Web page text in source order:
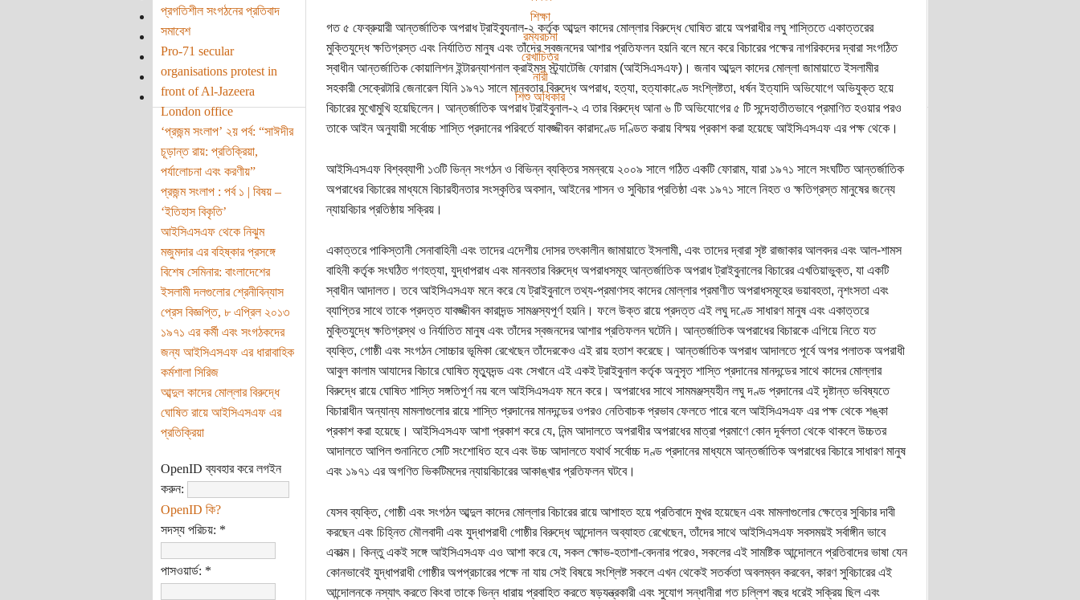
শিক্ষা
রম্যরচনা
রেখাচিত্র
নারী
শিশু অধিকার
প্রগতিশীল সংগঠনের প্রতিবাদ
সমাবেশ
Pro-71 secular
organisations protest in
front of Al-Jazeera
London office
‘প্রজন্ম সংলাপ’ ২য় পর্ব: “সাঈদীর
চূড়ান্ত রায়: প্রতিক্রিয়া,
পর্যালোচনা এবং করণীয়”
প্রজন্ম সংলাপ : পর্ব ১ ‌| বিষয় –
‘ইতিহাস বিকৃতি’
আইসিএসএফ থেকে নিঝুম
মজুমদার এর বহিষ্কার প্রসঙ্গে
বিশেষ সেমিনার: বাংলাদেশের
ইসলামী দলগুলোর শ্রেনীবিন্যাস
প্রেস বিজ্ঞপ্তি, ৮ এপ্রিল ২০১৩
১৯৭১ এর কর্মী এবং সংগঠকদের
জন্য আইসিএসএফ এর ধারাবাহিক
কর্মশালা সিরিজ
আব্দুল কাদের মোল্লার বিরুদ্ধে
ঘোষিত রায়ে আইসিএসএফ এর
প্রতিক্রিয়া
OpenID ব্যবহার করে লগইন
করুন:
OpenID কি?
সদস্য পরিচয়: *
পাসওয়ার্ড: *
গত ৫ ফেব্রুয়ারী আন্তর্জাতিক অপরাধ ট্রাইব্যুনাল-২ কর্তৃক আব্দুল কাদের মোল্লার বিরুদ্ধে ঘোষিত রায়ে অপরাধীর লঘু শাস্তিতে একাত্তরের
মুক্তিযুদ্ধে ক্ষতিগ্রস্ত এবং নির্যাতিত মানুষ এবং তাঁদের স্বজনদের আশার প্রতিফলন হয়নি বলে মনে করে বিচারের পক্ষের নাগরিকদের দ্বারা সংগঠিত
স্বাধীন আন্তর্জাতিক কোয়ালিশন ইন্টারন্যাশনাল ক্রাইমস স্ট্র্যাটেজি ফোরাম (আইসিএসএফ)। জনাব আব্দুল কাদের মোল্লা জামায়াতে ইসলামীর
সহকারী সেক্রেটারি জেনারেল যিনি ১৯৭১ সালে মানবতার বিরুদ্ধে অপরাধ, হত্যা, হত্যাকাণ্ডে সংশ্লিষ্টতা, ধর্ষন ইত্যাদি অভিযোগে অভিযুক্ত হয়ে
বিচারের মুখোমুখি হয়েছিলেন। আন্তর্জাতিক অপরাধ ট্রাইবুনাল-২ এ তার বিরুদ্ধে আনা ৬ টি অভিযোগের ৫ টি সন্দেহাতীতভাবে প্রমাণিত হওয়ার পরও
তাকে আইন অনুযায়ী সর্বোচ্চ শাস্তি প্রদানের পরিবর্তে যাবজ্জীবন কারাদণ্ডে দণ্ডিত করায় বিস্ময় প্রকাশ করা হয়েছে আইসিএসএফ এর পক্ষ থেকে।
আইসিএসএফ বিশ্বব্যাপী ১৩টি ভিন্ন সংগঠন ও বিভিন্ন ব্যক্তির সমন্বয়ে ২০০৯ সালে গঠিত একটি ফোরাম, যারা ১৯৭১ সালে সংঘটিত আন্তর্জাতিক
অপরাধের বিচারের মাধ্যমে বিচারহীনতার সংস্কৃতির অবসান, আইনের শাসন ও সুবিচার প্রতিষ্ঠা এবং ১৯৭১ সালে নিহত ও ক্ষতিগ্রস্ত মানুষের জন্যে
ন্যায়বিচার প্রতিষ্ঠায় সক্রিয়।
একাত্তরে পাকিস্তানী সেনাবাহিনী এবং তাদের এদেশীয় দোসর তৎকালীন জামায়াতে ইসলামী, এবং তাদের দ্বারা সৃষ্ট রাজাকার আলবদর এবং আল-শামস
বাহিনী কর্তৃক সংঘঠিত গণহত্যা, যুদ্ধাপরাধ এবং মানবতার বিরুদ্ধে অপরাধসমূহ আন্তর্জাতিক অপরাধ ট্রাইবুনালের বিচারের এখতিয়াভুক্ত, যা একটি
স্বাধীন আদালত। তবে আইসিএসএফ মনে করে যে ট্রাইবুনালে তথ্য-প্রমাণসহ কাদের মোল্লার প্রমাণীত অপরাধসমূহের ভয়াবহতা, নৃশংসতা এবং
ব্যাপ্তির সাথে তাকে প্রদত্ত যাবজ্জীবন কারাদন্ড সামঞ্জস্যপূর্ণ হয়নি। ফলে উক্ত রায়ে প্রদত্ত এই লঘু দণ্ডে সাধারণ মানুষ এবং একাত্তরে
মুক্তিযুদ্ধে ক্ষতিগ্রস্থ ও নির্যাতিত মানুষ এবং তাঁদের স্বজনদের আশার প্রতিফলন ঘটেনি। আন্তর্জাতিক অপরাধের বিচারকে এগিয়ে নিতে যত
ব্যক্তি, গোষ্ঠী এবং সংগঠন সোচ্চার ভূমিকা রেখেছেন তাঁদেরকেও এই রায় হতাশ করেছে। আন্তর্জাতিক অপরাধ আদালতে পূর্বে অপর পলাতক অপরাধী
আবুল কালাম আযাদের বিচারে ঘোষিত মৃত্যুদন্ড এবং সেখানে এই একই ট্রাইবুনাল কর্তৃক অনুসৃত শাস্তি প্রদানের মানদন্ডের সাথে কাদের মোল্লার
বিরুদ্ধে রায়ে ঘোষিত শাস্তি সঙ্গতিপূর্ণ নয় বলে আইসিএসএফ মনে করে। অপরাধের সাথে সামমঞ্জস্যহীন লঘু দণ্ড প্রদানের এই দৃষ্টান্ত ভবিষ্যতে
বিচারাধীন অন্যান্য মামলাগুলোর রায়ে শাস্তি প্রদানের মানদন্ডের ওপরও নেতিবাচক প্রভাব ফেলতে পারে বলে আইসিএসএফ এর পক্ষ থেকে শঙ্কা
প্রকাশ করা হয়েছে। আইসিএসএফ আশা প্রকাশ করে যে, নিন্ম আদালতে অপরাধীর অপরাধের মাত্রা প্রমাণে কোন দূর্বলতা থেকে থাকলে উচ্চতর
আদালতে আপিল শুনানিতে সেটি সংশোধিত হবে এবং উচ্চ আদালতে যথার্থ সর্বোচ্চ দণ্ড প্রদানের মাধ্যমে আন্তর্জাতিক অপরাধের বিচারে সাধারণ মানুষ
এবং ১৯৭১ এর অগণিত ভিকটিমদের ন্যায়বিচারের আকাঙ্খার প্রতিফলন ঘটবে।
যেসব ব্যক্তি, গোষ্ঠী এবং সংগঠন আব্দুল কাদের মোল্লার বিচারের রায়ে আশাহত হয়ে প্রতিবাদে মুখর হয়েছেন এবং মামলাগুলোর ক্ষেত্রে সুবিচার দাবী
করছেন এবং চিহ্নিত মৌলবাদী এবং যুদ্ধাপরাধী গোষ্ঠীর বিরুদ্ধে আন্দোলন অব্যাহত রেখেছেন, তাঁদের সাথে আইসিএসএফ সবসময়ই সর্বাঙ্গীন ভাবে
একাত্ম। কিন্তু একই সঙ্গে আইসিএসএফ এও আশা করে যে, সকল ক্ষোভ-হতাশা-বেদনার পরেও, সকলের এই সামষ্টিক আন্দোলনে প্রতিবাদের ভাষা যেন
কোনভাবেই যুদ্ধাপরাধী গোষ্ঠীর অপপ্রচারের পক্ষে না যায় সেই বিষয়ে সংশ্লিষ্ট সকলে এখন থেকেই সতর্কতা অবলম্বন করবেন, কারণ সুবিচারের এই
আন্দোলনকে নস্যাৎ করতে কিংবা তাকে ভিন্ন ধারায় প্রবাহিত করতে ষড়যন্ত্রকারী এবং সুযোগ সন্ধানীরা গত চল্লিশ বছর ধরেই সক্রিয় ছিল এবং